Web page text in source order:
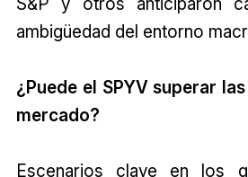
ambigüedad del entorno
¿Puede el SPYV superar
mercado?
Escenarios clave en los